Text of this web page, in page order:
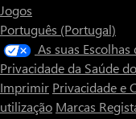
Jogos
Português (Portugal)
As suas
Privacidade da Saúde
Imprimir Privacidade e
utilização Marcas